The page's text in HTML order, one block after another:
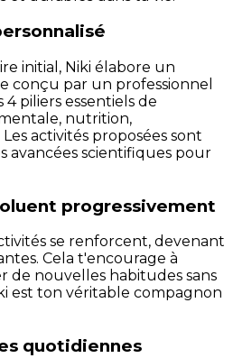
initial, Niki élabore un
conçu par un professionnel
piliers essentiels de
nutrition,
activités proposées sont
avancées scientifiques pour
progressivement
se renforcent, devenant
Cela t'encourage à
de nouvelles habitudes sans
est ton véritable compagnon
quotidiennes